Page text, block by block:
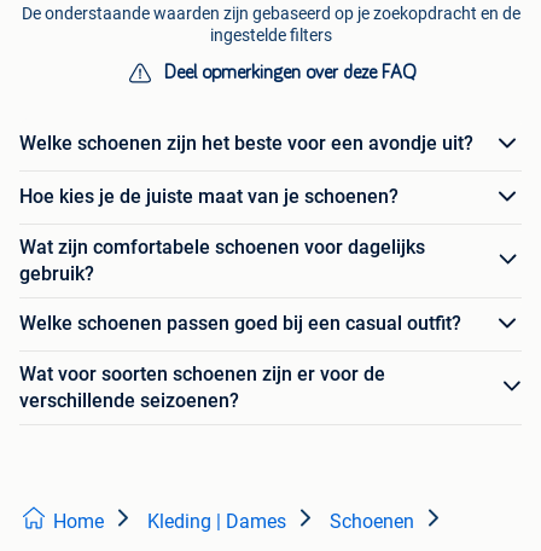
De onderstaande waarden zijn gebaseerd op je zoekopdracht en de
ingestelde filters
Deel opmerkingen over deze FAQ
Welke schoenen zijn het beste voor een avondje uit?
Hoe kies je de juiste maat van je schoenen?
Wat zijn comfortabele schoenen voor dagelijks
gebruik?
Welke schoenen passen goed bij een casual outfit?
Wat voor soorten schoenen zijn er voor de
verschillende seizoenen?
Home Kleding | Dames Schoenen